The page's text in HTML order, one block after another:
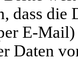
dass die
E-
Daten